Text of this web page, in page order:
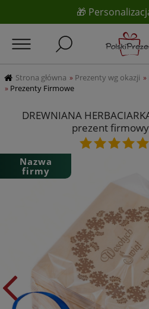
🎁
Strona główna » Prezenty wg okazji »
» Prezenty Firmowe
DREWNIANA
prezent
Nazwa
firmy